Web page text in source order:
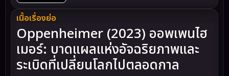
เนื้อเรื่องย่อ
Oppenheimer (2023) ออพเพนไฮ
เมอร์: บาดแผลแห่งอัจฉริยภาพและ
ระเบิดที่เปลี่ยนโลกไปตลอดกาล